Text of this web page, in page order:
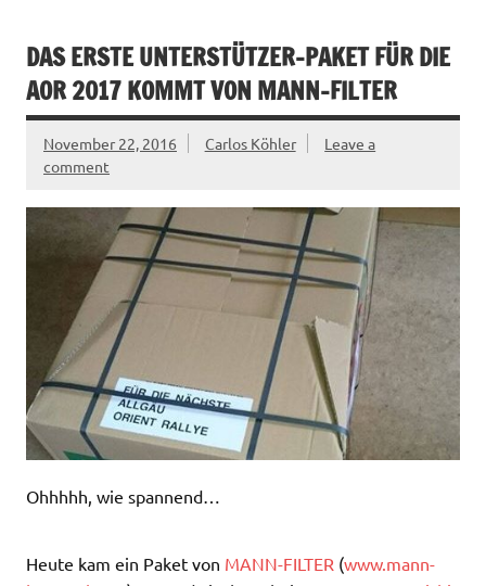
DAS ERSTE UNTERSTÜTZER-PAKET FÜR DIE
AOR 2017 KOMMT VON MANN-FILTER
November 22, 2016 Carlos Köhler
Leave a
comment
Ohhhhh, wie spannend…
Heute kam ein Paket von MANN-FILTER (www.mann-